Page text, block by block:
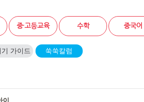
중·고등교육 수학 중국어
가이드 쑥쑥칼럼